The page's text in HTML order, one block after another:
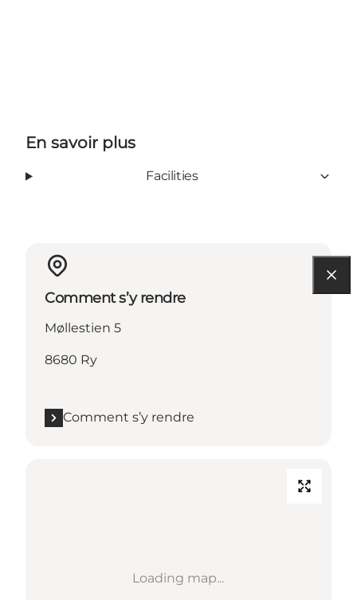
En savoir plus
Facilities
Comment s’y rendre
Møllestien 5
8680 Ry
Comment s’y rendre
Loading map...